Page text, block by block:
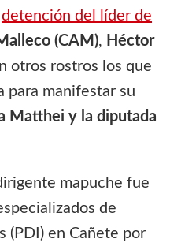
detención del líder de
(CAM), Héctor
otros rostros los que
para manifestar su
Matthei y la diputada
mapuche fue
de
(PDI) en Cañete por